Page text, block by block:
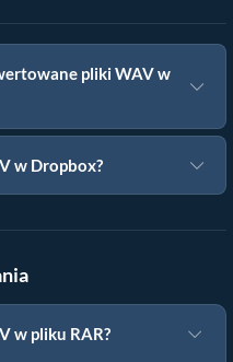
pliki WAV w
w Dropbox?
w pliku RAR?